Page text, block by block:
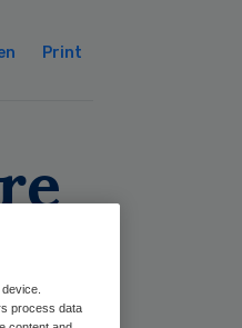
Print
process data